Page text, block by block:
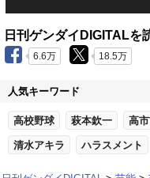
日刊ゲンダイDIGITALを
6.6万 18.5万
人気キーワード
高校野球 萩本欽一 高
清水アキラ ハラスメント